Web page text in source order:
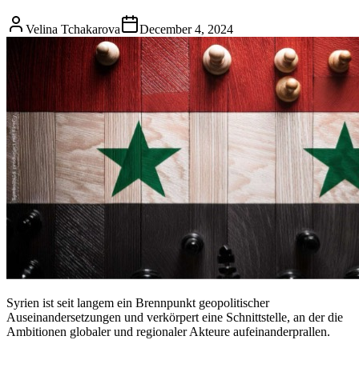
Velina Tchakarova December 4, 2024
Syrien ist seit langem ein Brennpunkt geopolitischer
Auseinandersetzungen und verkörpert eine Schnittstelle, an der die
Ambitionen globaler und regionaler Akteure aufeinanderprallen.